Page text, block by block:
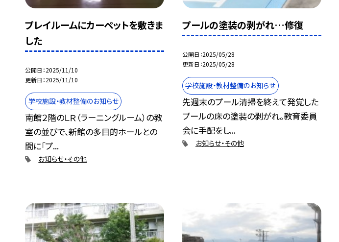
プレイルームにカーペットを敷きま
した
公開日 2025/11/10
更新日 2025/11/10
学校施設・教材整備のお知らせ
南館２階のＬＲ（ラーニングルーム）の教
室の並びで、新館の多目的ホールとの
間に「プ...
お知らせ・その他
プールの塗装の剥がれ…修復
公開日 2025/05/28
更新日 2025/05/28
学校施設・教材整備のお知らせ
先週末のプール清掃を終えて発覚した
プールの床の塗装の剥がれ。教育委員
会に手配をし...
お知らせ・その他